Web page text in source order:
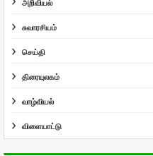
அறிவியல்
சுவாரசியம்
செய்தி
திரையுலகம்
வாழ்வியல்
விளையாட்டு